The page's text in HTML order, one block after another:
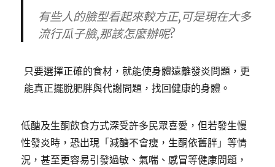
有些人的臉型看起來較方正,可是現在大多
流行瓜子臉,那該怎麼辦呢?
只要選擇正確的食材，就能使身體遠離發炎問題，更
能真正擺脫肥胖與代謝問題，找回健康的身體。
低醣及生酮飲食方式深受許多民眾喜愛，但若發生慢
性發炎時，恐出現「減醣不會瘦，生酮依舊胖」等情
況，甚至更容易引發過敏、氣喘、感冒等健康問題，